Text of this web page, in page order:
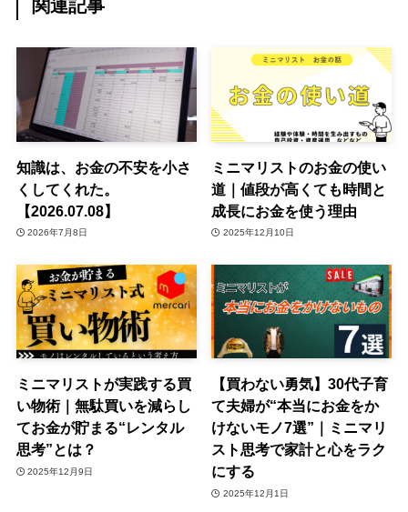
関連記事
知識は、お金の不安を小さ
くしてくれた。
【2026.07.08】
2026年7月8日
ミニマリストのお金の使い
道｜値段が高くても時間と
成長にお金を使う理由
2025年12月10日
ミニマリストが実践する買
い物術｜無駄買いを減らし
てお金が貯まる“レンタル
思考”とは？
2025年12月9日
【買わない勇気】30代子育
て夫婦が“本当にお金をか
けないモノ7選”｜ミニマリ
スト思考で家計と心をラク
にする
2025年12月1日